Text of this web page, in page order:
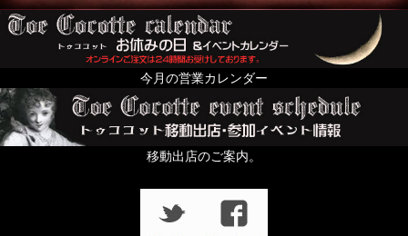
今月の営業カレンダー
移動出店のご案内。